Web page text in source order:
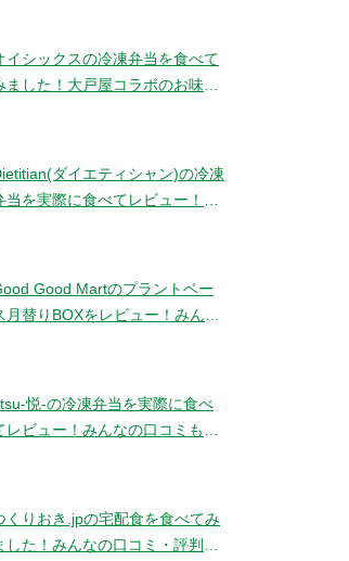
イシックスの冷凍弁当を食べて
ました！大戸屋コラボのお味と
ダイエティシャン)の冷凍
当を実際に食べてレビュー！み
Good Martのプラントベー
月替りBOXをレビュー！みんな
悦-の冷凍弁当を実際に食べ
レビュー！みんなの口コミもチ
くりおき.jpの宅配食を食べてみ
した！みんなの口コミ・評判も